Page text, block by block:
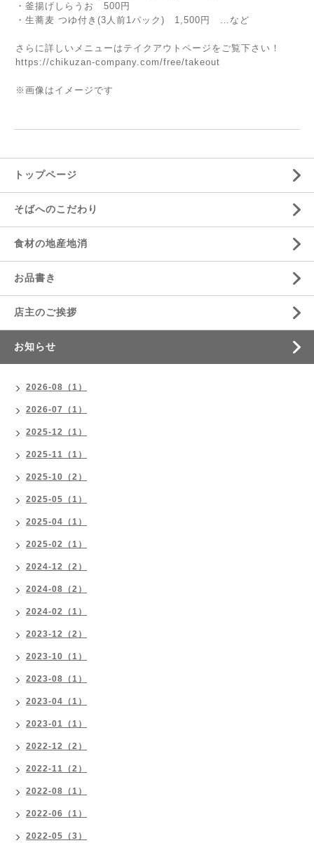
・釜揚げしらうお 500円
・生蕎麦 つゆ付き(3人前1パック) 1,500円 …など
さらに詳しいメニューはテイクアウトページをご覧下さい！
https://chikuzan-company.com/free/takeout
※画像はイメージです
トップページ
そばへのこだわり
食材の地産地消
お品書き
店主のご挨拶
お知らせ
2026-08（1）
2026-07（1）
2025-12（1）
2025-11（1）
2025-10（2）
2025-05（1）
2025-04（1）
2025-02（1）
2024-12（2）
2024-08（2）
2024-02（1）
2023-12（2）
2023-10（1）
2023-08（1）
2023-04（1）
2023-01（1）
2022-12（2）
2022-11（2）
2022-08（1）
2022-06（1）
2022-05（3）